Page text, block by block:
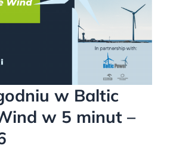
w Baltic
w 5 minut –